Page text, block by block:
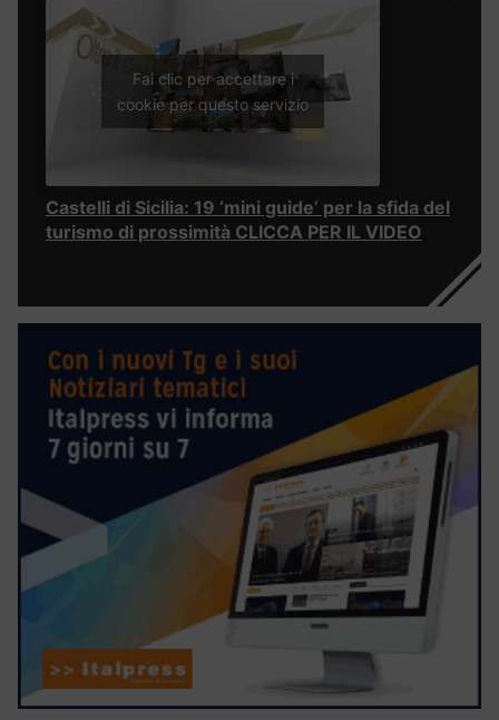
Fai clic per accettare i
cookie per questo servizio
Castelli di Sicilia: 19 ‘mini guide’ per la sfida del
turismo di prossimità CLICCA PER IL VIDEO